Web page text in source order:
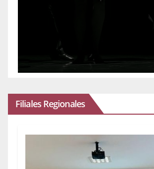
Filiales Regionales